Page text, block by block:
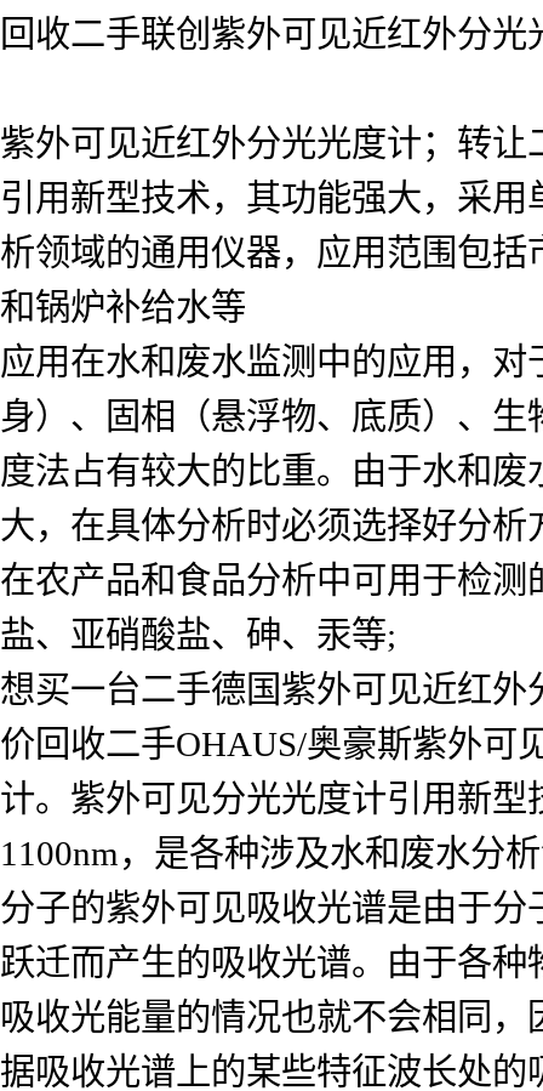
回收二手联创紫外可见近红外分
紫外可见近红外分光光度计；转
引用新型技术，其功能强大，采
析领域的通用仪器，应用范围包
和锅炉补给水等
应用在水和废水监测中的应用，
身）、固相（悬浮物、底质）、
度法占有较大的比重。由于水和
大，在具体分析时必须选择好分析
在农产品和食品分析中可用于检
盐、亚硝酸盐、砷、汞等;
想买一台二手德国紫外可见近红
价回收二手OHAUS/奥豪斯紫外可
计。紫外可见分光光度计引用新
1100nm，是各种涉及水和废水分
分子的紫外可见吸收光谱是由于
跃迁而产生的吸收光谱。由于各
吸收光能量的情况也就不会相同
据吸收光谱上的某些特征波长处